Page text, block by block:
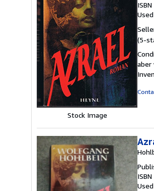
Stock Image
Used
(5-
aber
Used